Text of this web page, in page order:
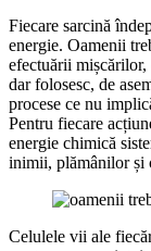
Fiecare sarcină
energie. Oamenii
efectuării
dar folosesc, de
procese ce nu
Pentru fiecare
energie chimică
inimii, plămânilor și
Celulele vii ale